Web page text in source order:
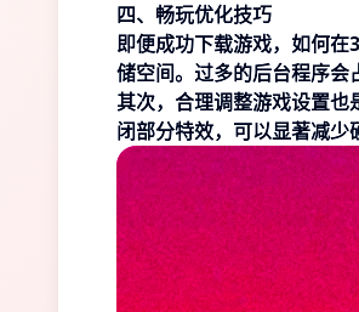
四、畅玩优化技巧
即便成功下载游戏，如何
储空间。过多的后台程序会
其次，合理调整游戏设置
闭部分特效，可以显著减少